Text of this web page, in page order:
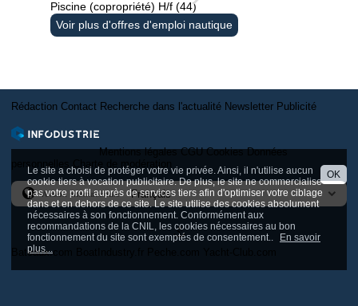
Le site a choisi de protéger votre vie privée. Ainsi, il n'utilise aucun
cookie tiers à vocation publicitaire. De plus, le site ne commercialise
pas votre profil auprès de services tiers afin d'optimiser votre ciblage
dans et en dehors de ce site. Le site utilise des cookies absolument
nécessaires à son fonctionnement. Conformément aux
recommandations de la CNIL, les cookies nécessaires au bon
fonctionnement du site sont exemptés de consentement..
En savoir
plus...
OK
Piscine (copropriété) H/f (44)
Voir plus d'offres d'emploi nautique
Rédaction Contact Recherche dans l'actualité Newsletter Publicité
Mentions légales CGU Cookies Données
personnelles
Charte de modération
Version internationale
Bateaux.com